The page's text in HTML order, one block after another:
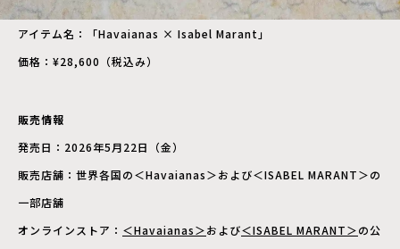
アイテム名：「Havaianas × Isabel Marant」
価格：¥28,600（税込み）
販売情報
発売日：2026年5月22日（金）
販売店舗：世界各国の＜Havaianas＞および＜ISABEL MARANT＞の
一部店舗
オンラインストア： ＜Havaianas＞および＜ISABEL MARANT＞の公